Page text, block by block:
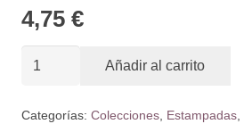
4,75 €
Tela
colección
Añadir al carrito
Categorías: Colecciones, Estampadas,